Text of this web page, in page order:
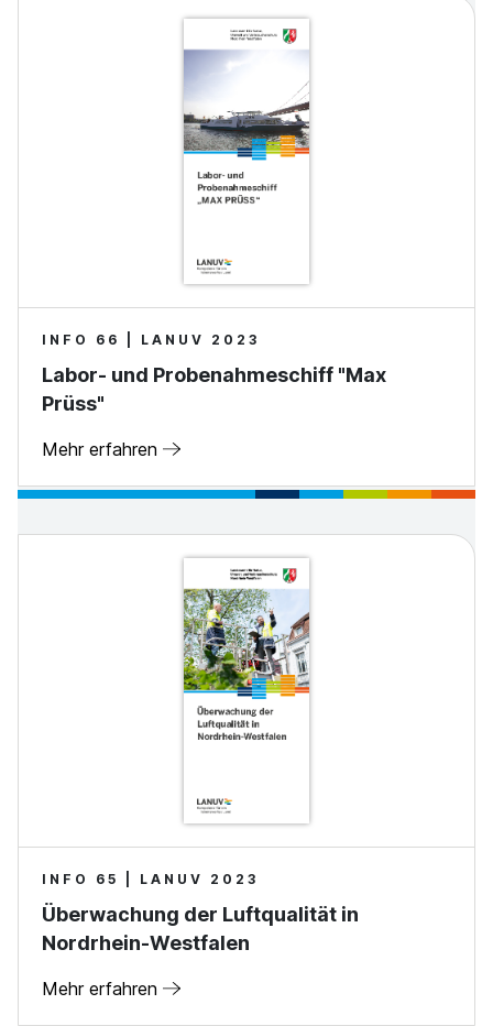
INFO 66 | LANUV 2023
Labor- und Probenahmeschiff "Max
Prüss"
Mehr erfahren
INFO 65 | LANUV 2023
Überwachung der Luftqualität in
Nordrhein-Westfalen
Mehr erfahren